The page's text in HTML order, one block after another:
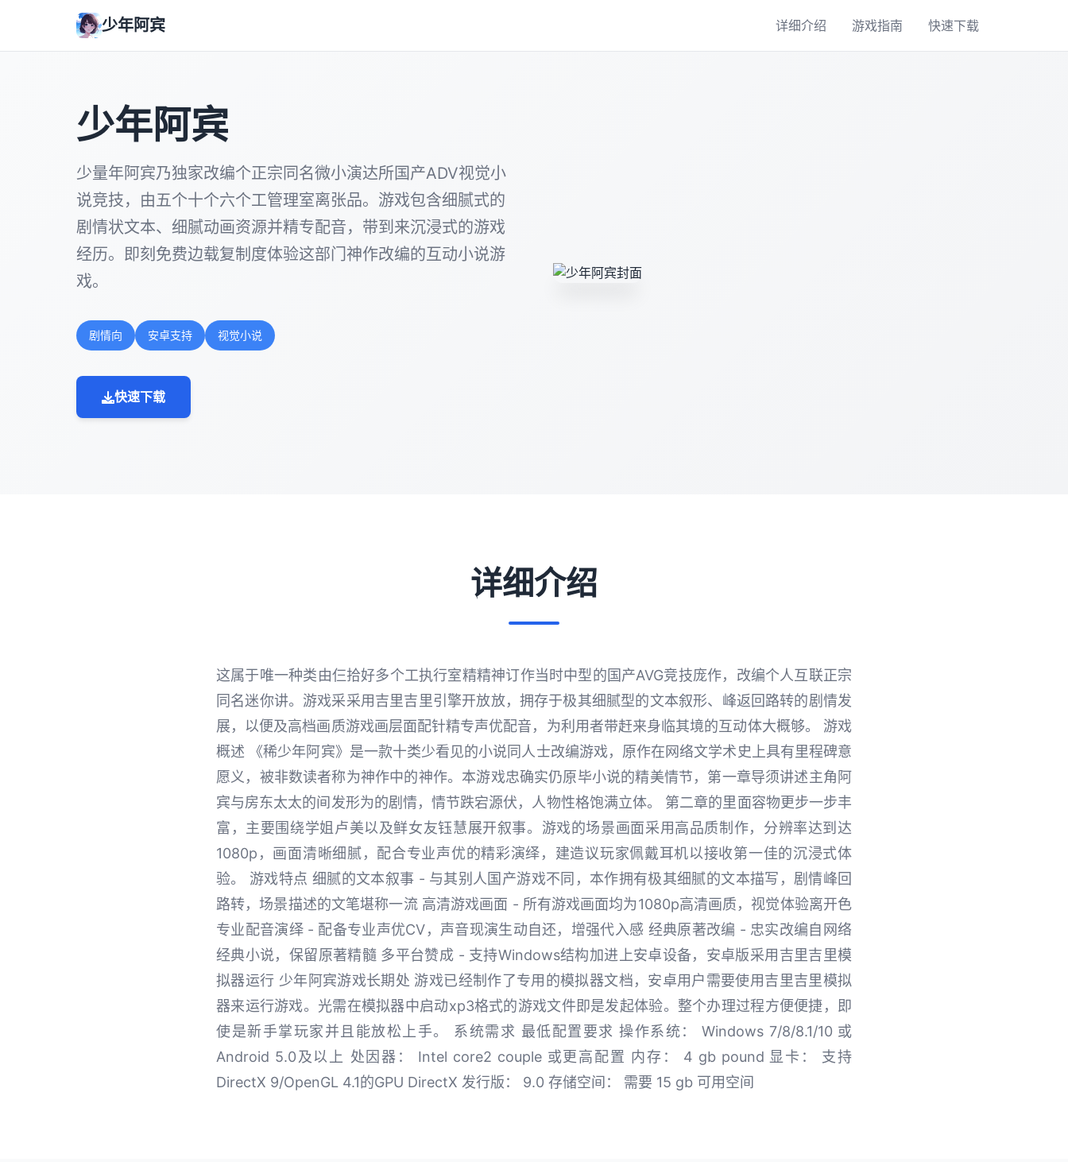
少年阿宾 详细介绍 游戏指南 快速下载
少年阿宾
少量年阿宾乃独家改编个正宗同名微小演达所国产ADV视觉小
说竞技，由五个十个六个工管理室离张品。游戏包含细腻式的
剧情状文本、细腻动画资源并精专配音，带到来沉浸式的游戏
经历。即刻免费边载复制度体验这部门神作改编的互动小说游
戏。
剧情向 安卓支持 视觉小说
快速下载
详细介绍
这属于唯一种类由仨拾好多个工执行室精精神订作当时中型的国产AVG竞技庞作，改编个人互联正宗
同名迷你讲。游戏采采用吉里吉里引擎开放放，拥存于极其细腻型的文本叙形、峰返回路转的剧情发
展，以便及高档画质游戏画层面配针精专声优配音，为利用者带赶来身临其境的互动体大概够。 游戏
概述 《稀少年阿宾》是一款十类少看见的小说同人士改编游戏，原作在网络文学术史上具有里程碑意
愿义，被非数读者称为神作中的神作。本游戏忠确实仍原毕小说的精美情节，第一章导须讲述主角阿
宾与房东太太的间发形为的剧情，情节跌宕源伏，人物性格饱满立体。 第二章的里面容物更步一步丰
富，主要围绕学姐卢美以及鲜女友钰慧展开叙事。游戏的场景画面采用高品质制作，分辨率达到达
1080p，画面清晰细腻，配合专业声优的精彩演绎，建造议玩家佩戴耳机以接收第一佳的沉浸式体
验。 游戏特点 细腻的文本叙事 - 与其别人国产游戏不同，本作拥有极其细腻的文本描写，剧情峰回
路转，场景描述的文笔堪称一流 高清游戏画面 - 所有游戏画面均为1080p高清画质，视觉体验离开色
专业配音演绎 - 配备专业声优CV，声音现演生动自还，增强代入感 经典原著改编 - 忠实改编自网络
经典小说，保留原著精髓 多平台赞成 - 支持Windows结构加进上安卓设备，安卓版采用吉里吉里模
拟器运行 少年阿宾游戏长期处 游戏已经制作了专用的模拟器文档，安卓用户需要使用吉里吉里模拟
器来运行游戏。光需在模拟器中启动xp3格式的游戏文件即是发起体验。整个办理过程方便便捷，即
使是新手掌玩家并且能放松上手。 系统需求 最低配置要求 操作系统： Windows 7/8/8.1/10 或
Android 5.0及以上 处因器： Intel core2 couple 或更高配置 内存： 4 gb pound 显卡： 支持
DirectX 9/OpenGL 4.1的GPU DirectX 发行版： 9.0 存储空间： 需要 15 gb 可用空间